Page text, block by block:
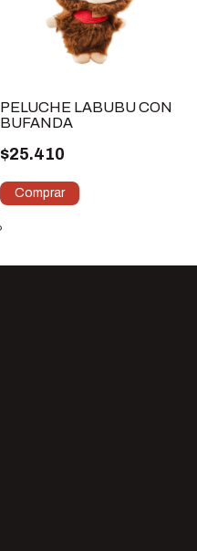
PELUCHE LABUBU CON
BUFANDA
$25.410